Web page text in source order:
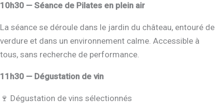
10h30 — Séance de Pilates en plein air
La séance se déroule dans le jardin du château, entouré de
verdure et dans un environnement calme. Accessible à
tous, sans recherche de performance.
11h30 — Dégustation de vin
🍷 Dégustation de vins sélectionnés